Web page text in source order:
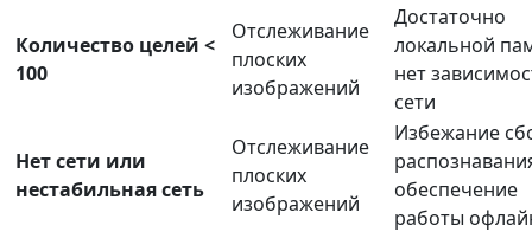
Количество целей <
100
Отслеживание
плоских
изображений
Достаточно
локальной
нет
сети
Нет сети или
нестабильная сеть
Отслеживание
плоских
изображений
Избежание
обеспечение
работы